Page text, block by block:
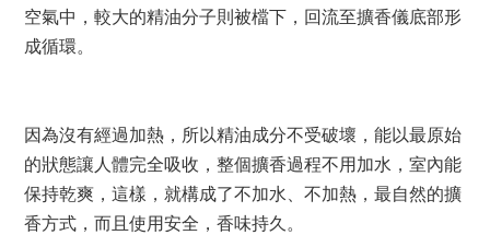
空氣中，較大的精油分子則被檔下，回流至擴香儀底部形
成循環。
因為沒有經過加熱，所以精油成分不受破壞，能以最原始
的狀態讓人體完全吸收，整個擴香過程不用加水，室內能
保持乾爽，這樣，就構成了不加水、不加熱，最自然的擴
香方式，而且使用安全，香味持久。